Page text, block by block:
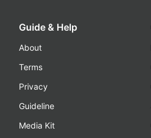
Guide & Help
About
Terms
Privacy
Guideline
Media Kit